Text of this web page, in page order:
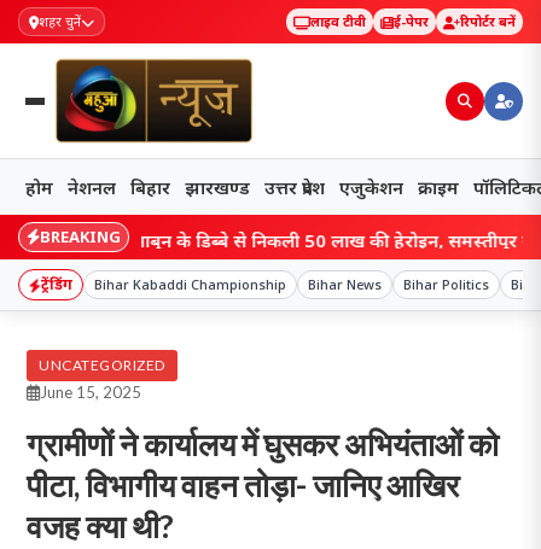
शहर चुनें लाइव टीवी ई-पेपर रिपोर्टर बनें
होम नेशनल बिहार झारखण्ड उत्तर प्रदेश एजुकेशन क्राइम
BREAKING
बिहार में साबुन के डिब्बे से निकली 50 लाख की हेरोइन, समस्तीपुर स्टेशन
ट्रेंडिंग Bihar Kabaddi Championship Bihar News Bihar Politics
UNCATEGORIZED
June 15, 2025
ग्रामीणों ने कार्यालय में घुसकर अभियंताओं को
पीटा, विभागीय वाहन तोड़ा- जानिए आखिर
वजह क्या थी?